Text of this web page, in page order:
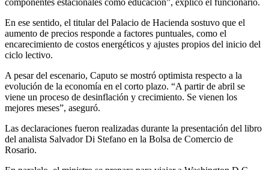
componentes estacionales como educación”, explicó el funcionario.
En ese sentido, el titular del Palacio de Hacienda sostuvo que el
aumento de precios responde a factores puntuales, como el
encarecimiento de costos energéticos y ajustes propios del inicio del
ciclo lectivo.
A pesar del escenario, Caputo se mostró optimista respecto a la
evolución de la economía en el corto plazo. “A partir de abril se
viene un proceso de desinflación y crecimiento. Se vienen los
mejores meses”, aseguró.
Las declaraciones fueron realizadas durante la presentación del libro
del analista Salvador Di Stefano en la Bolsa de Comercio de
Rosario.